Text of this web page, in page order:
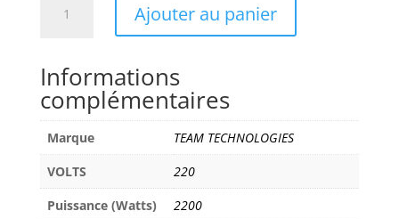
GENERATEUR
DE
FLAMMES
INTERIEUR
Ajouter au panier
Informations
complémentaires
Marque
TEAM TECHNOLOGIES
VOLTS
220
Puissance (Watts)
2200